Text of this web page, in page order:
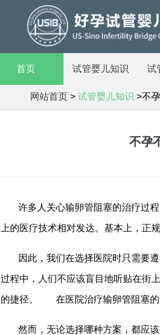
首页 试管婴儿知识 试
网站首页 > 试管婴儿知识 >不
不孕
许多人关心输卵管阻塞的治疗过
上的医疗技术相对发达。基本上，正
因此，我们在选择医院时只需要
过程中，人们不应该盲目地听贴在街
的捷径。 在医院治疗输卵管阻塞
然而，无论选择哪种方案，都应